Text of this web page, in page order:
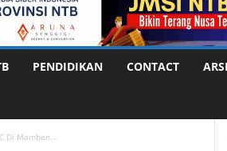
PENDIDIKAN CONTACT
Di Mamben...